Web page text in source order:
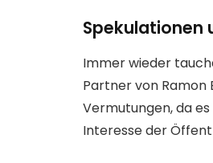
Spekulationen
Immer wieder
Partner von Ramon
Vermutungen, da
Interesse der